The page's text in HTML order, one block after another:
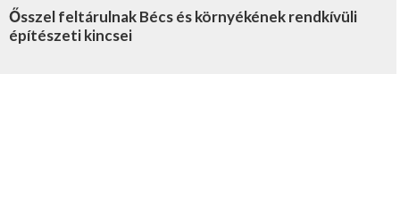
Ősszel feltárulnak Bécs és környékének rendkívüli
építészeti kincsei